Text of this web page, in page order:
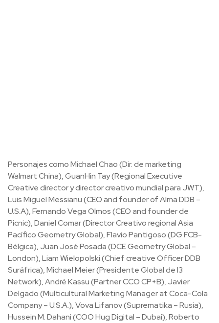
Personajes como Michael Chao (Dir. de marketing
Walmart China), GuanHin Tay (Regional Executive
Creative director y director creativo mundial para JWT),
Luis Miguel Messianu (CEO and founder of Alma DDB –
U.S.A), Fernando Vega Olmos (CEO and founder de
Picnic), Daniel Comar (Director Creativo regional Asia
Pacífico Geometry Global), Flavio Pantigoso (DG FCB-
Bélgica), Juan José Posada (DCE Geometry Global –
London), Liam Wielopolski (Chief creative Officer DDB
Suráfrica), Michael Meier (Presidente Global de I3
Network), André Kassu (Partner CCO CP+B), Javier
Delgado (Multicultural Marketing Manager at Coca-Cola
Company – U.S.A.), Vova Lifanov (Suprematika – Rusia),
Hussein M. Dahani (COO Hug Digital – Dubai), Roberto